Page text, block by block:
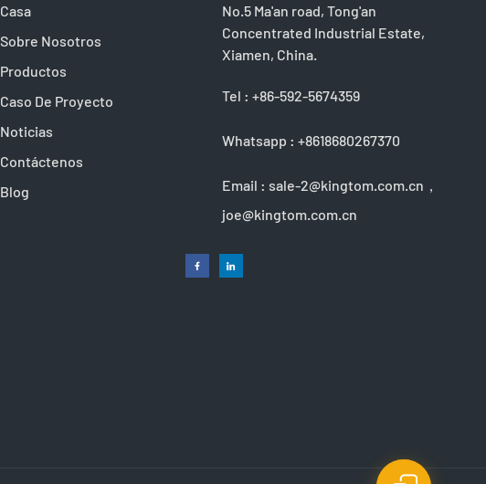
Casa
Sobre Nosotros
Productos
Caso De Proyecto
Noticias
Contáctenos
Blog
No.5 Ma'an road, Tong'an
Concentrated Industrial Estate,
Xiamen, China.
Tel : +86-592-5674359
Whatsapp : +8618680267370
Email : sale-2@kingtom.com.cn，
joe@kingtom.com.cn